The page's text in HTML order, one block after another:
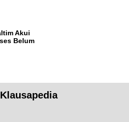
Akui
Belum
Klausapedia